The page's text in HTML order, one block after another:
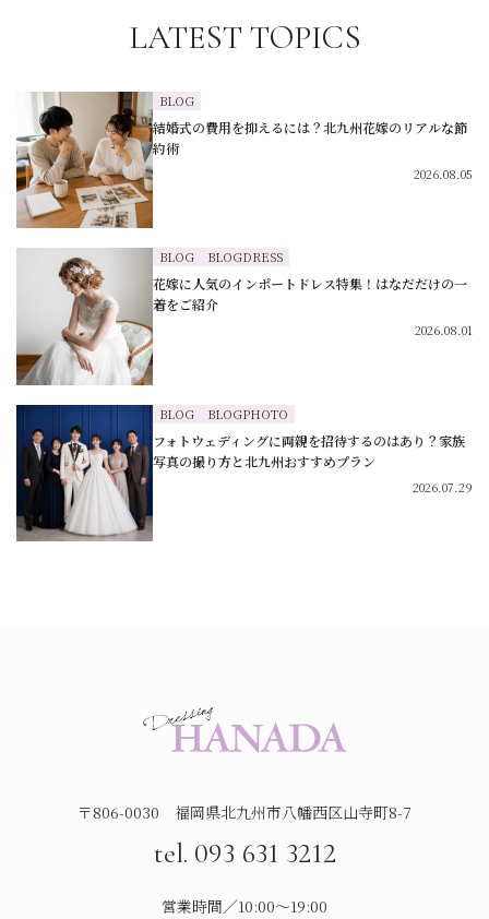
LATEST TOPICS
BLOG
結婚式の費用を抑えるには？北九州花嫁のリアルな節
約術
2026.08.05
BLOG BLOGDRESS
花嫁に人気のインポートドレス特集！はなだだけの一
着をご紹介
2026.08.01
BLOG BLOGPHOTO
フォトウェディングに両親を招待するのはあり？家族
写真の撮り方と北九州おすすめプラン
2026.07.29
〒806-0030 福岡県北九州市八幡西区山寺町8-7
tel. 093 631 3212
営業時間／10:00～19:00